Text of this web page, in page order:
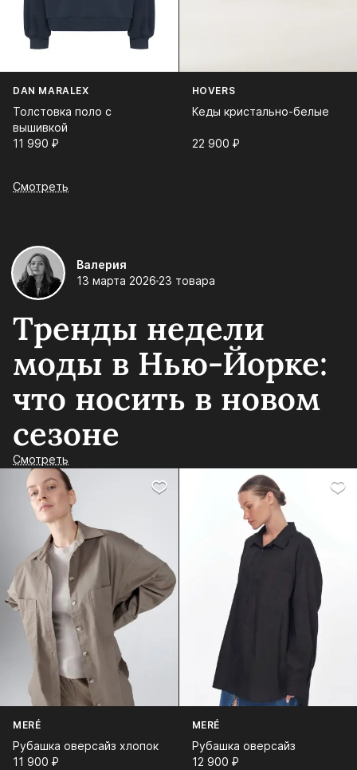
DAN MARALEX
Толстовка поло с
вышивкой
11 990⁠ ⁠₽
HOVERS
Кеды кристально-белые
22 900⁠ ⁠₽
Смотреть
Валерия
13 марта 2026 23 товара
Тренды недели
моды в Нью-Йорке:
что носить в новом
сезоне
Смотреть
MERÉ
Рубашка оверсайз хлопок
11 900⁠ ⁠₽
MERÉ
Рубашка оверсайз
12 900⁠ ⁠₽